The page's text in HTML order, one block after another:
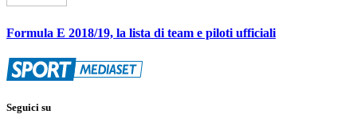
Formula E 2018/19, la lista di team e piloti ufficiali
Seguici su